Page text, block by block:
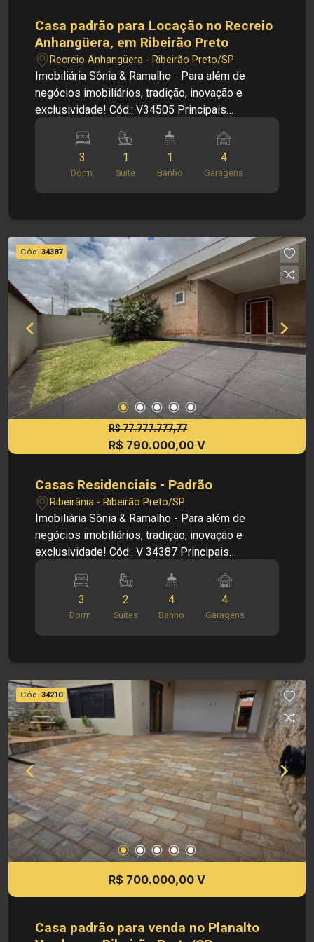
Casa padrão para Locação no Recreio
Anhangüera, em Ribeirão Preto
Recreio Anhangüera - Ribeirão Preto/SP
Imobiliária Sônia & Ramalho - Para além de
negócios imobiliários, tradição, inovação e
exclusividade! Cód.: V34505 Principais
Recreio Anhangüera - Sala de TV - Sala de Estar -
Cozinha americana - suíte com closet - 02
dormitórios - Lavanderia - 02 banheiros - 01
lavabo - 04 vagas de garagem (2 cobertas)
Churrasqueira - Área gourmet Localização
privilegiada: - Recreio Anhangüera, em um bairro
residencial tradicional, com fácil acesso a vias
principais da cidade e próximo a diversas ruas e
serviços da região Investimento de Venda: R$
de alterar qualquer informação referente a
valores, dados e disponibilidade de seus
imóveis, sem aviso prévio.
3
Dorm.
1
Suite
1
Banho
4
Garagens
Cód. 34387
R$ 77.777.777,77
R$ 790.000,00 V
Casas Residenciais - Padrão
Ribeirânia - Ribeirão Preto/SP
Imobiliária Sônia & Ramalho - Para além de
negócios imobiliários, tradição, inovação e
exclusividade! Cód.: V 34387 Principais
Bairro na Ribeirania - Sala com 03 ambientes -
Hall de entrada - Escritório - Lavabo - Copa e
cozinha - Área de lavanderia - Despensa - 03
dormitórios com closet e suítes - 04 banheiros -
- 250,00 m² de Área Útil Investimento de Venda:
R$ 790.000,000 Obs.: como imobiliária, me
reservo o direito de alterar qualquer informação
referente aos valores, dados e disponibilidade
de meus imóveis, sem aviso prévio.
3
Dorm.
2
Suítes
4
Banho
4
Garagens
Cód. 34210
R$ 700.000,00 V
Casa padrão para venda no Planalto